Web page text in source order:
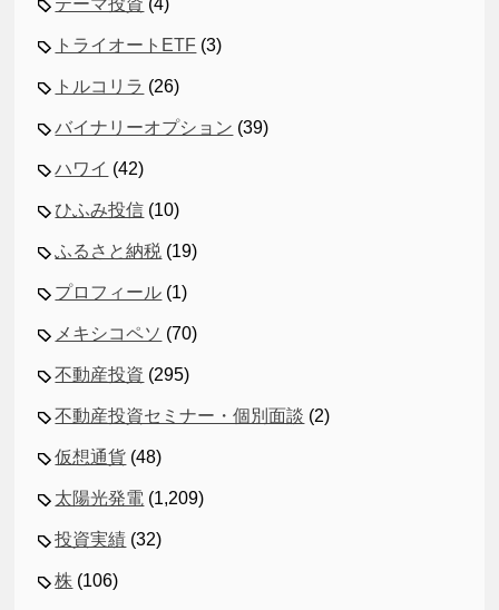
テーマ投資 (4)
トライオートETF (3)
トルコリラ (26)
バイナリーオプション (39)
ハワイ (42)
ひふみ投信 (10)
ふるさと納税 (19)
プロフィール (1)
メキシコペソ (70)
不動産投資 (295)
不動産投資セミナー・個別面談 (2)
仮想通貨 (48)
太陽光発電 (1,209)
投資実績 (32)
株 (106)